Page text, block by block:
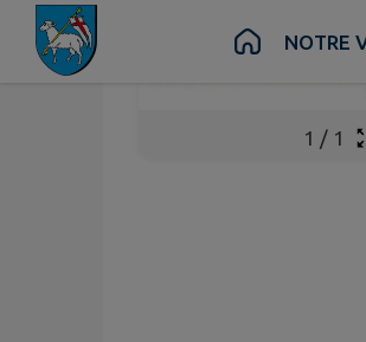
Contenu RechercheNOTRE
1 / 1